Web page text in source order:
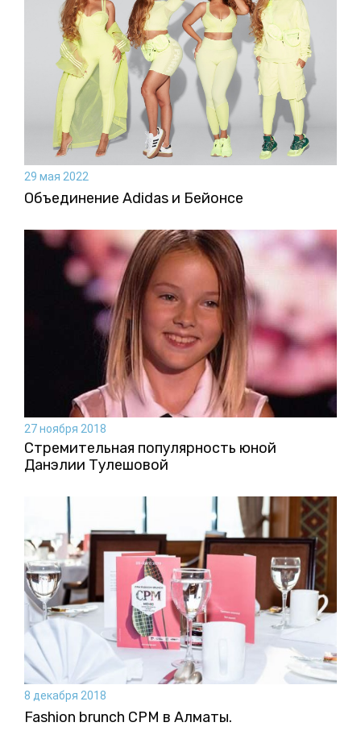
29 мая 2022
Объединение Adidas и Бейонсе
27 ноября 2018
Стремительная популярность юной
Данэлии Тулешовой
8 декабря 2018
Fashion brunch CPM в Алматы.